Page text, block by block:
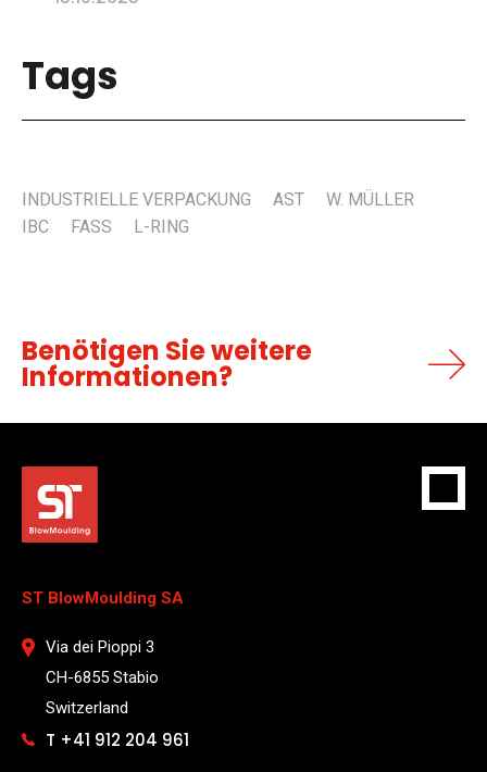
Tags
INDUSTRIELLE VERPACKUNG AST
W. MÜLLER
IBC
FASS L-RING
Benötigen Sie weitere
Informationen?
ST BlowMoulding SA
Via dei Pioppi 3
CH-6855 Stabio
Switzerland
T +41 912 204 961